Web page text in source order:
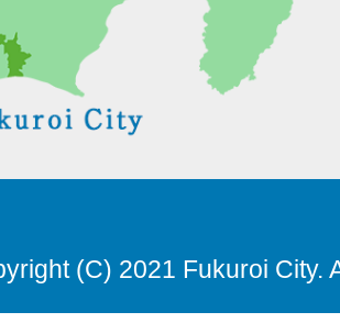
(C) 2021 Fukuroi City.